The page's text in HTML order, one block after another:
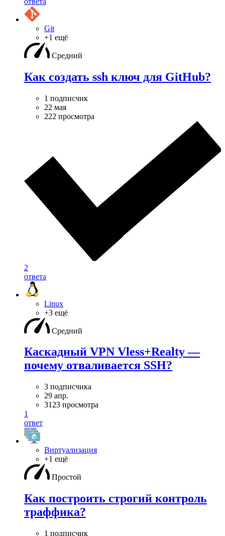
Git
+1 ещё
Средний
Как создать ssh ключ для GitHub?
1 подписчик
22 мая
222 просмотра
2
ответа
Linux
+3 ещё
Средний
Каскадный VPN Vless+Realty —
почему отваливается SSH?
3 подписчика
29 апр.
3123 просмотра
1
ответ
Виртуализация
+1 ещё
Простой
Как построить строгий контроль
траффика?
1 подписчик